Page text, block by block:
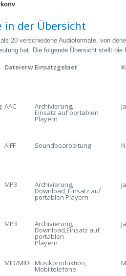
der Übersicht
20 verschiedene Audioformate, von
hat. Die folgende Übersicht stellt die
Dateierw.Einsatzgebiet
AAC Archivierung,
Einsatz auf portablen
Playern
Ja
AIFF Soundbearbeitung
MP3 Archivierung,
Download, Einsatz auf
portablen Playern
Ja
MP3 Archivierung,
Download,Einsatz auf
portablen
Playern
Ja
MID/MIDI Musikproduktion,
Mobiltelefone